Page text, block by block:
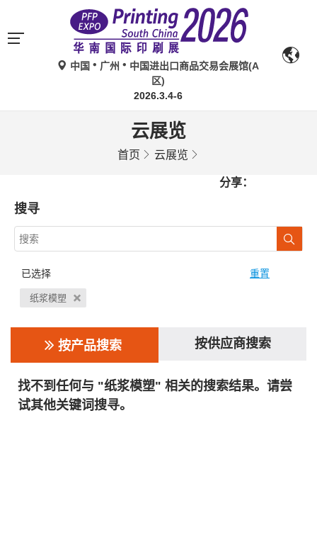
中国 广州
中国进出口商品交易会展馆(A
区)
2026.3.4-6
云展览
首页 云展览
分享：
搜寻
已选择 重置
纸浆模塑
按产品搜索 按供应商搜索
找不到任何与 "纸浆模塑" 相关的搜索结果。请尝
试其他关键词搜寻。